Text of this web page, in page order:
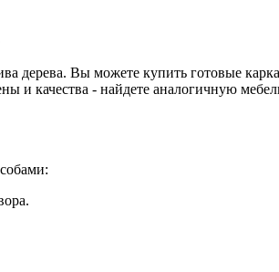
дерева. Вы можете купить готовые
и качества - найдете аналогичную